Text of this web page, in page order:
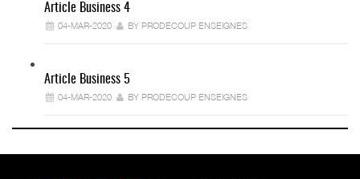
Article Business 4
04-MAR-2020 BY PRODECOUP ENSEIGNES
Article Business 5
04-MAR-2020 BY PRODECOUP ENSEIGNES